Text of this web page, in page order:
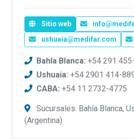
Sitio web
ushuaia@medifar.com
Bahía Blanca: +54 291
Ushuaia: +54 2901 414-
CABA: +54 11 2732-4775
Sucursales: Bahía Blanca,
(Argentina)